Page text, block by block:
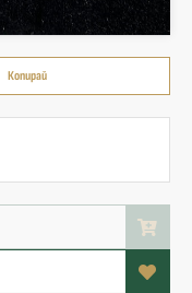
Копирай